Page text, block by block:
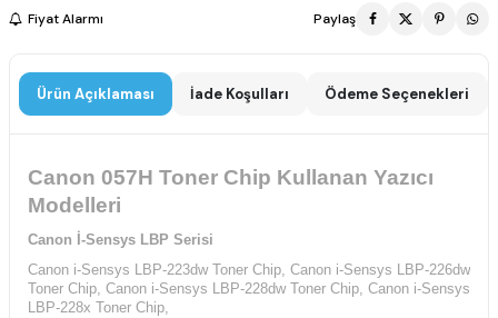
Fiyat Alarmı Paylaş
Ürün Açıklaması İade Koşulları Ödeme Seçenekleri
Canon 057H Toner Chip Kullanan Yazıcı
Modelleri
Canon İ-Sensys LBP Serisi
Canon i-Sensys LBP-223dw Toner Chip, Canon i-Sensys LBP-226dw
Toner Chip, Canon i-Sensys LBP-228dw Toner Chip, Canon i-Sensys
LBP-228x Toner Chip,